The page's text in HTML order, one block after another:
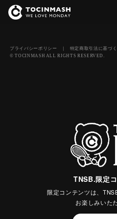
TNSB.限定
限定コンテンツは、
お楽しみいた
プライバシーポリシー ｜ 特定商取引法に基づ
© TOCINMASH ALL RIGHTS RESERVED.